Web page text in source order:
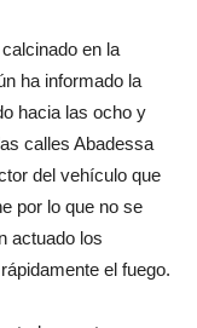
en la
ha informado la
hacia las ocho y
calles Abadessa
del vehículo que
por lo que no se
actuado los
el fuego.